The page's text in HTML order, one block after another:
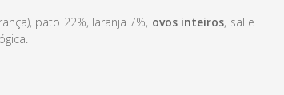
pato 22%, laranja 7%, ovos inteiros, sal e